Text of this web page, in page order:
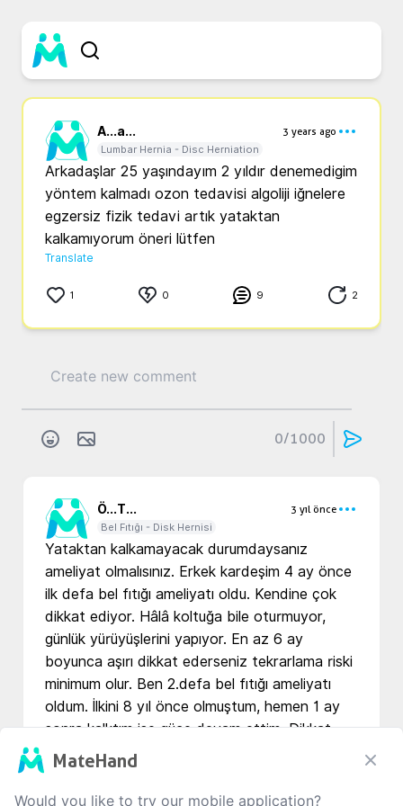
A...a...
3 years ago
Lumbar Hernia - Disc Herniation
Arkadaşlar 25 yaşındayım 2 yıldır denemedigim
yöntem kalmadı ozon tedavisi algoliji iğnelere
egzersiz fizik tedavi artık yataktan
kalkamıyorum öneri lütfen
Translate
1 0 9 2
0/1000
Ö...T...
3 yıl önce
Bel Fıtığı - Disk Hernisi
Yataktan kalkamayacak durumdaysanız
ameliyat olmalısınız. Erkek kardeşim 4 ay önce
ilk defa bel fıtığı ameliyatı oldu. Kendine çok
dikkat ediyor. Hâlâ koltuğa bile oturmuyor,
günlük yürüyüşlerini yapıyor. En az 6 ay
boyunca aşırı dikkat ederseniz tekrarlama riski
minimum olur. Ben 2.defa bel fıtığı ameliyatı
oldum. İlkini 8 yıl önce olmuştum, hemen 1 ay
sonra kalktım işe güce devam ettim. Dikkat
etmedim tekrardan üstte fıtık çıktı. 2. Ameliyat
omurilik sıvısı kaçağı oldu. Yaklaşık 1 aydır baş
MateHand
Would you like to try our mobile application?